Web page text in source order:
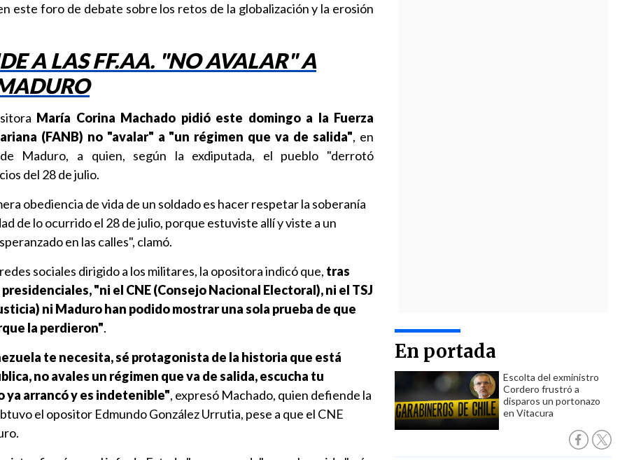
En portada
Escolta del exministro
Cordero frustró a
disparos un portonazo
en Vitacura
este foro de debate sobre los retos de la globalización y la erosión
A LAS FF.AA. "NO AVALAR" A
María Corina Machado pidió este domingo a la Fuerza
(FANB) no "avalar" a "un régimen que va de salida", en
Maduro, a quien, según la exdiputada, el pueblo "derrotó
del 28 de julio.
obediencia de vida de un soldado es hacer respetar la soberanía
de lo ocurrido el 28 de julio, porque estuviste allí y viste a un
en las calles", clamó.
sociales dirigido a los militares, la opositora indicó que, tras
"ni el CNE (Consejo Nacional Electoral), ni el TSJ
ni Maduro han podido mostrar una sola prueba de que
la perdieron".
te necesita, sé protagonista de la historia que está
no avales un régimen que va de salida, escucha tu
ya arrancó y es indetenible", expresó Machado, quien defiende la
el opositor Edmundo González Urrutia, pese a que el CNE